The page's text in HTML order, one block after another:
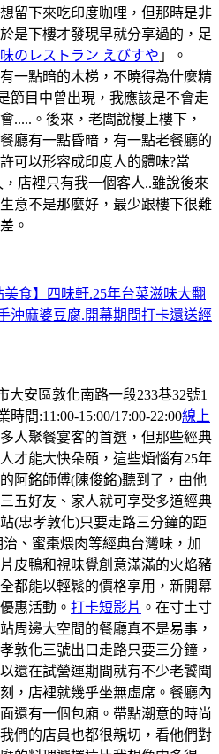
留下來吃印度咖哩，但那時是非
是下樓才發現早就分享過的，足
味のレストラン えびすや 」。
一點暗的木梯，不曉得為什麼精
節目中曾出現，我應該是不會走
.....。後來，老闆說樓上樓下，
廳有一點昏暗，有一點老餐廳的
可以形容成印度人的體味?當
店裡只有我一個客人..雖說後來
意不是那麼好，最少跟樓下很難
。
美食】四味軒.25年台菜滋味大翻
沖麻婆豆腐.開幕期間打卡還送經
大安區敦化南路一段233巷32號1
時間:11:00-15:00/17:00-22:00線上
人聚餐宴客的首選，但那些經典
才能大快朵頤，這些煩惱有25年
阿銘師傅(陳俊銘)聽到了，由他
五好友、家人就可享受多道經典
(忠孝敦化)只要走路三分鐘的距
、蜜棗煨肉等經典台灣味，加
皮鴨和視味覺創意滿滿的火焰豬
都能以輕鬆的價格享用，新開幕
惠活動。 打卡短影片 。在寸土寸
周邊大空間的餐廳真不是易事，
敦化三號出口走路只要三分鐘，
還在試營運期間就有不少老饕聞
，店裡就幾乎坐無虛席。餐廳內
還有一個包廂。帶點潮意的時尚
們的店員也都很親切，看他們對